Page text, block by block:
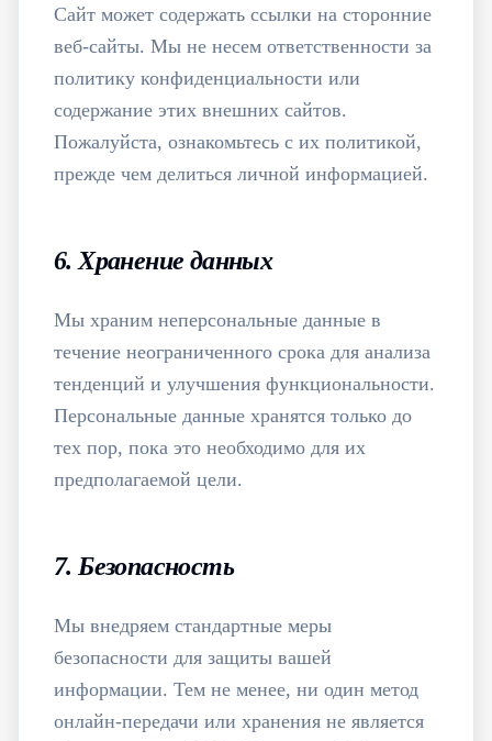
Сайт может содержать ссылки на сторонние
веб-сайты. Мы не несем ответственности за
политику конфиденциальности или
содержание этих внешних сайтов.
Пожалуйста, ознакомьтесь с их политикой,
прежде чем делиться личной информацией.
6. Хранение данных
Мы храним неперсональные данные в
течение неограниченного срока для анализа
тенденций и улучшения функциональности.
Персональные данные хранятся только до
тех пор, пока это необходимо для их
предполагаемой цели.
7. Безопасность
Мы внедряем стандартные меры
безопасности для защиты вашей
информации. Тем не менее, ни один метод
онлайн-передачи или хранения не является